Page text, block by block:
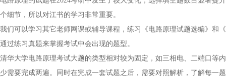
个细节，所以对江书的学习非常重要。
我们可以学习其它老师网课或辅导课程，练习《电路原理试题选编》和
通过练习真题来掌握考试中会出现的题型。
清华大学电路原理考试大题的类型相对较为固定，如三相电、二端口等
少需要完成两遍。同时在完成一套试题之后，需要对照解析，了解每一